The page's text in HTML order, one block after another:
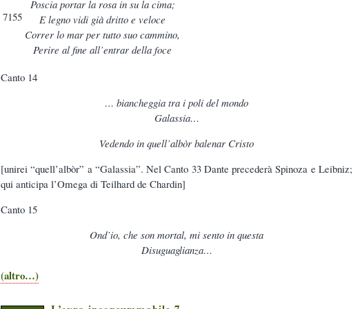
7155
Poscia portar la rosa in su la cima;
E legno vidi già dritto e veloce
Correr lo mar per tutto suo cammino,
Perire al fine all’entrar della foce
Canto 14
… biancheggia tra i poli del mondo
Galassia…
Vedendo in quell’albòr balenar Cristo
[unirei “quell’albòr” a “Galassia”. Nel Canto 33 Dante precederà Spinoza e Leibniz;
qui anticipa l’Omega di Teilhard de Chardin]
Canto 15
Ond’io, che son mortal, mi sento in questa
Disuguaglianza…
(altro…)